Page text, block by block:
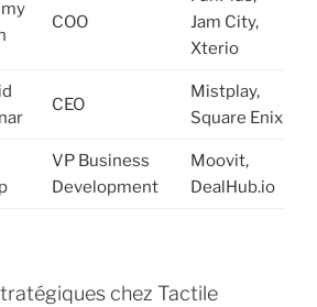
COO
Jam City,
Xterio
CEO
Mistplay,
Square Enix
VP Business
Development
Moovit,
DealHub.io
chez Tactile